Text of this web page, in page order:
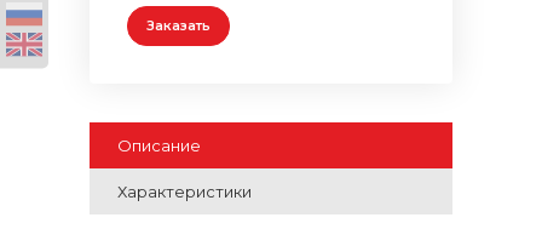
Заказать
Описание
Характеристики